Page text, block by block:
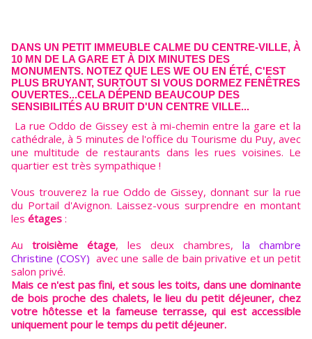
DANS UN PETIT IMMEUBLE CALME DU CENTRE-VILLE, À
10 MN DE LA GARE ET À DIX MINUTES DES
MONUMENTS. NOTEZ QUE LES WE OU EN ÉTÉ, C'EST
PLUS BRUYANT, SURTOUT SI VOUS DORMEZ FENÊTRES
OUVERTES...CELA DÉPEND BEAUCOUP DES
SENSIBILITÉS AU BRUIT D'UN CENTRE VILLE...
La rue Oddo de Gissey est à mi-chemin entre la gare et la
cathédrale, à 5 minutes de l'office du Tourisme du Puy, avec
une multitude de restaurants dans les rues voisines. Le
quartier est très sympathique !
Vous trouverez la rue Oddo de Gissey, donnant sur la rue
du Portail d'Avignon. Laissez-vous surprendre en montant
les étages :
Au troisième étage, les deux chambres, la chambre
Christine (COSY) avec une salle de bain privative et un petit
salon privé.
Mais ce n'est pas fini, et sous les toits, dans une dominante
de bois proche des chalets, le lieu du petit déjeuner, chez
votre hôtesse et la fameuse terrasse, qui est accessible
uniquement pour le temps du petit déjeuner.